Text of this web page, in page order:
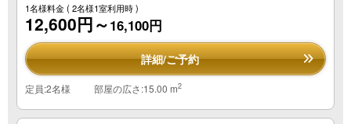
1名様料金( 2名様1室利用時 )
12,600円～16,100円
詳細/ご予約
定員:2名様 部屋の広さ:15.00 m2